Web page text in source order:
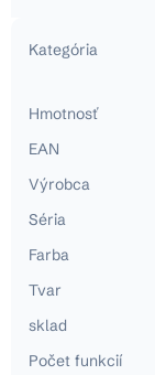
Kategória
Hmotnosť
EAN
Výrobca
Séria
Farba
Tvar
sklad
Počet funkcií